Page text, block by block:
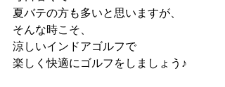
夏バテの方も多いと思いますが、
そんな時こそ、
涼しいインドアゴルフで
楽しく快適にゴルフをしましょう♪